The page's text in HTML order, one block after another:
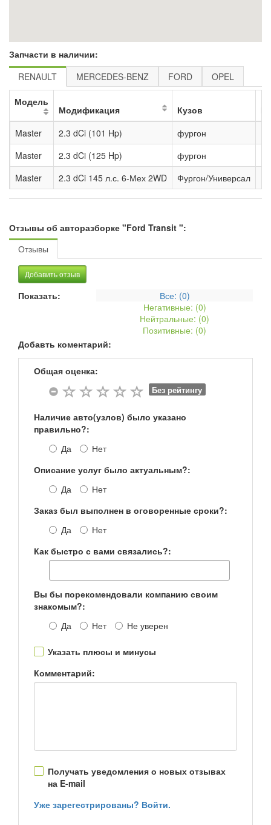
Запчасти в наличии:
RENAULT
MERCEDES-BENZ FORD OPEL
Модель
Модификация Кузов
Master
2.3 dCi (101 Hp) фургон
Master
2.3 dCi (125 Hp) фургон
Master
2.3 dCi 145 л.с. 6-Мех 2WD Фургон/Универсал
Отзывы об авторазборке "Ford Transit ":
Отзывы
Добавить отзыв
Показать: Все: (0)
Негативные: (0)
Нейтральные: (0)
Позитивные: (0)
Добавть коментарий:
Общая оценка:
Без рейтингу
Наличие авто(узлов) было указано
правильно?:
Да
Нет
Описание услуг было актуальным?:
Да
Нет
Заказ был выполнен в оговоренные сроки?:
Да
Нет
Как быстро с вами связались?:
Вы бы порекомендовали компанию своим
знакомым?:
Да
Нет Не уверен
Указать плюсы и минусы
Комментарий:
Получать уведомления о новых отзывах
на E-mail
Уже зарегестрированы? Войти.